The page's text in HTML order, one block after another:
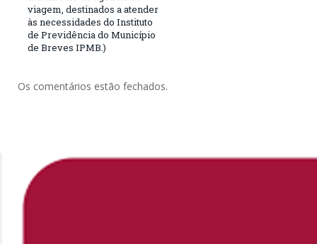
viagem, destinados a atender
às necessidades do Instituto
de Previdência do Município
de Breves IPMB.)
Os comentários estão fechados.